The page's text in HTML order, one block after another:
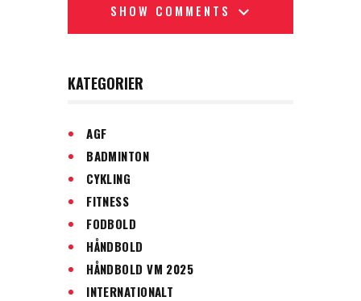
SHOW COMMENTS
KATEGORIER
AGF
BADMINTON
CYKLING
FITNESS
FODBOLD
HÅNDBOLD
HÅNDBOLD VM 2025
INTERNATIONALT